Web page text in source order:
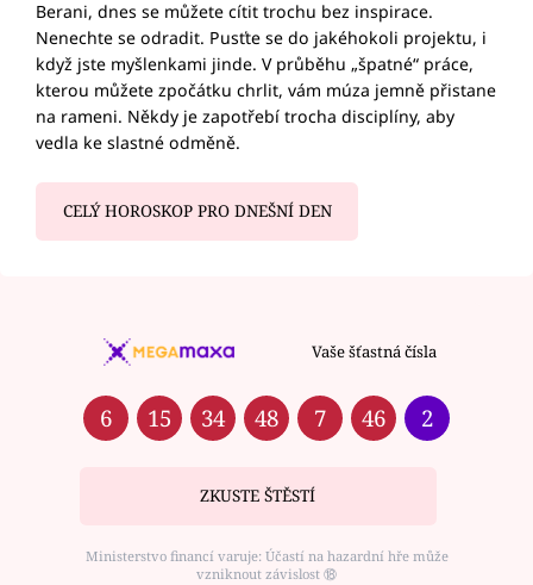
Berani, dnes se můžete cítit trochu bez inspirace.
Nenechte se odradit. Pusťte se do jakéhokoli projektu, i
když jste myšlenkami jinde. V průběhu „špatné“ práce,
kterou můžete zpočátku chrlit, vám múza jemně přistane
na rameni. Někdy je zapotřebí trocha disciplíny, aby
vedla ke slastné odměně.
CELÝ HOROSKOP PRO DNEŠNÍ DEN
Vaše šťastná čísla
6 15 34 48 7 46 2
ZKUSTE ŠTĚSTÍ
Ministerstvo financí varuje: Účastí na hazardní hře může
vzniknout závislost ⑱